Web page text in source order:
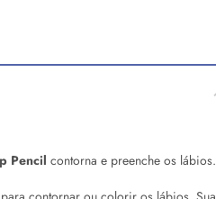
Pencil contorna e preenche os lábios.